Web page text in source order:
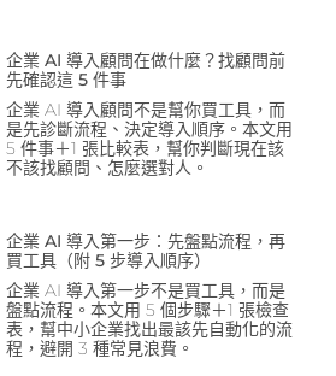
企業 AI 導入顧問在做什麼？找顧問前
先確認這 5 件事
企業 AI 導入顧問不是幫你買工具，而
是先診斷流程、決定導入順序。本文用
5 件事＋1 張比較表，幫你判斷現在該
不該找顧問、怎麼選對人。
企業 AI 導入第一步：先盤點流程，再
買工具（附 5 步導入順序）
企業 AI 導入第一步不是買工具，而是
盤點流程。本文用 5 個步驟＋1 張檢查
表，幫中小企業找出最該先自動化的流
程，避開 3 種常見浪費。